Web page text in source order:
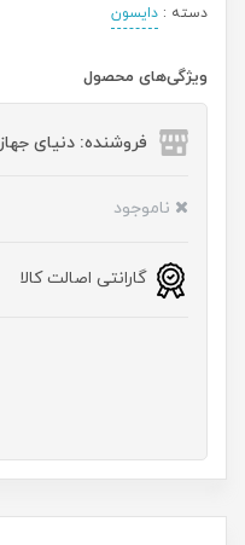
دسته : دایسون
ویژگی‌های محصول
فروشنده: دنیای جهاز
ناموجود
گارانتی اصالت کالا